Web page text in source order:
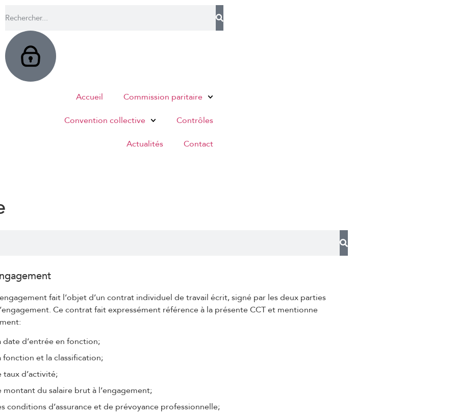
Accueil Commission paritaire
Convention collective Contrôles
Actualités Contact
fait l’objet d’un contrat individuel de travail écrit, signé par les deux parties
Ce contrat fait expressément référence à la présente CCT et mentionne
date d’entrée en fonction;
fonction et la classification;
taux d’activité;
montant du salaire brut à l’engagement;
conditions d’assurance et de prévoyance professionnelle;